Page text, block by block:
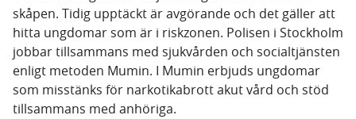
skåpen. Tidig upptäckt är avgörande och det gäller att
hitta ungdomar som är i riskzonen. Polisen i Stockholm
jobbar tillsammans med sjukvården och socialtjänsten
enligt metoden Mumin. I Mumin erbjuds ungdomar
som misstänks för narkotikabrott akut vård och stöd
tillsammans med anhöriga.